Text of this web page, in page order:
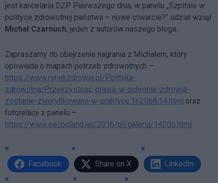
jest kancelaria DZP. Pierwszego dnia, w panelu „Szpitale w
polityce zdrowotnej państwa – nowe otwarcie?” udział wziął
Michał Czarnuch, jeden z autorów naszego bloga.
Zapraszamy do obejrzenia nagrania z Michałem, który
opowiada o mapach potrzeb zdrowotnych –
https://www.rynekzdrowia.pl/Polityka-
zdrowotna/Przejrzystosc-prawa-w-ochronie-zdrowia-
zostanie-zweryfikowana-w-praktyce,162068,14.html oraz
fotorelacji z panelu –
https://www.eecpoland.eu/2016/pl/galeria/14206.html
Facebook Share on X LinkedIn